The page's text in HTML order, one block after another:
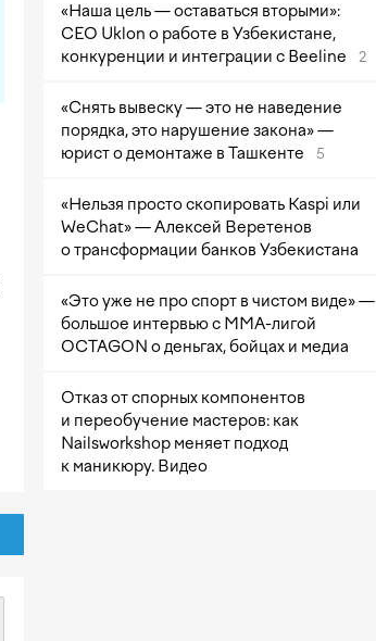
«Наша цель — оставаться вторыми»:
CEO Uklon о работе в Узбекистане,
конкуренции и интеграции с Beeline
2
«Снять вывеску — это не наведение
порядка, это нарушение закона» —
юрист о демонтаже в Ташкенте
5
«Нельзя просто скопировать Kaspi или
WeChat» — Алексей Веретенов
о трансформации банков Узбекистана
«Это уже не про спорт в чистом виде» —
большое интервью с ММА-лигой
OCTAGON о деньгах, бойцах и медиа
Отказ от спорных компонентов
и переобучение мастеров: как
Nailsworkshop меняет подход
к маникюру. Видео